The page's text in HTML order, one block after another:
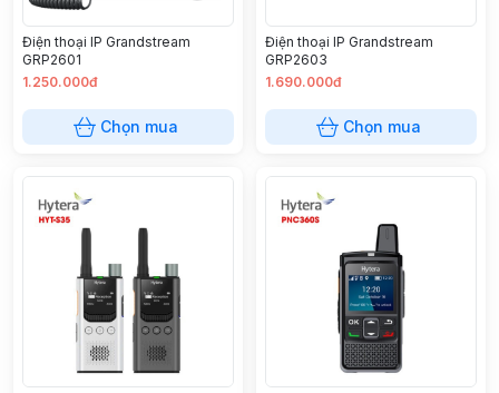
Điện thoại IP Grandstream
GRP2601
1.250.000đ
Chọn mua
Điện thoại IP Grandstream
GRP2603
1.690.000đ
Chọn mua